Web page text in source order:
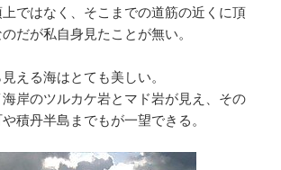
ではなく、そこまでの道筋の近くに頂
だが私自身見たことが無い。
える海はとても美しい。
岸のツルカケ岩とマド岩が見え、その
積丹半島までもが一望できる。